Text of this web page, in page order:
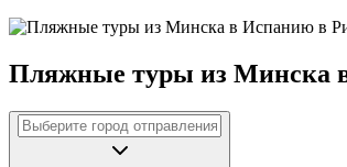
Пляжные туры из Минска в